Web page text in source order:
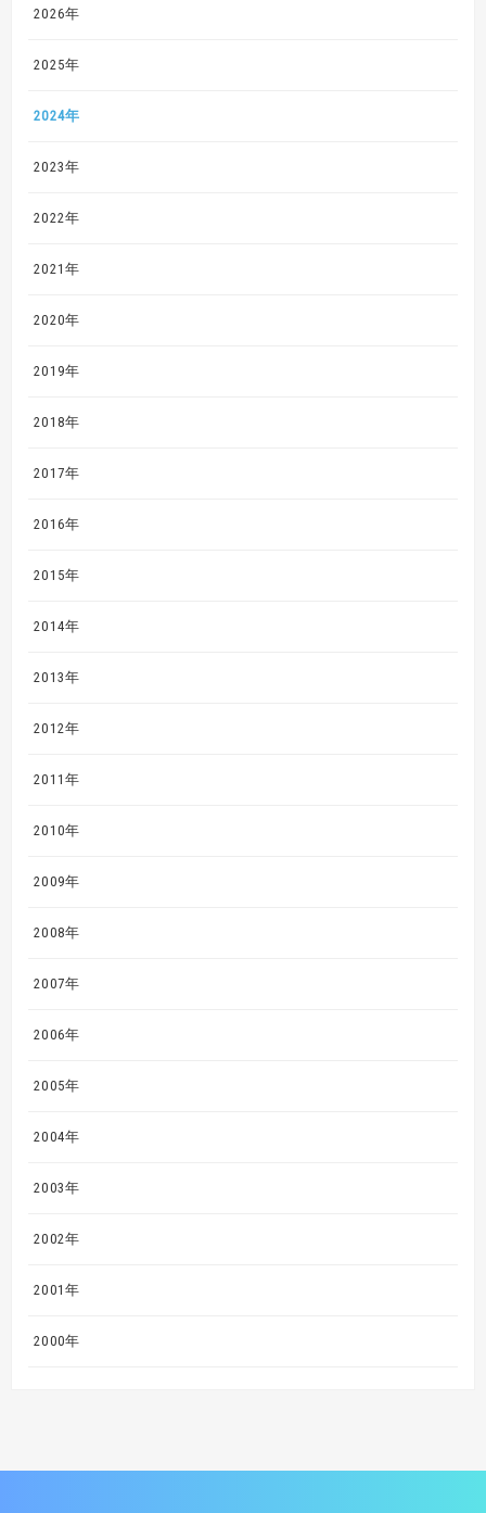
2026年
2025年
2024年
2023年
2022年
2021年
2020年
2019年
2018年
2017年
2016年
2015年
2014年
2013年
2012年
2011年
2010年
2009年
2008年
2007年
2006年
2005年
2004年
2003年
2002年
2001年
2000年